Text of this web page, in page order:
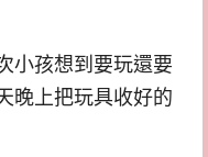
小孩想到要玩還要
晚上把玩具收好的